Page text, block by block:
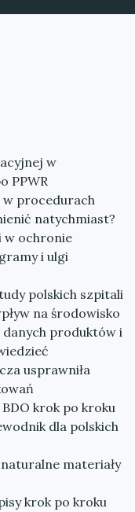
w
PPWR
w procedurach
natychmiast?
w ochronie
i ulgi
polskich szpitali
na środowisko
produktów i
usprawniła
krok po kroku
dla polskich
materiały
krok po kroku